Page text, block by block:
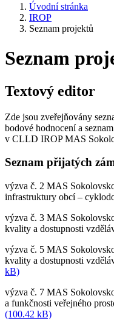
Úvodní stránka
IROP
Seznam projektů
Seznam
Textový editor
Zde jsou zveřejňovány
bodové hodnocení a
v CLLD IROP MAS
Seznam přijatých
výzva č. 2 MAS
infrastruktury obcí –
výzva č. 3 MAS
kvality a dostupnosti
výzva č. 5 MAS
kvality a dostupnosti
kB)
výzva č. 7 MAS
a funkčnosti veřejného
(100.42 kB)